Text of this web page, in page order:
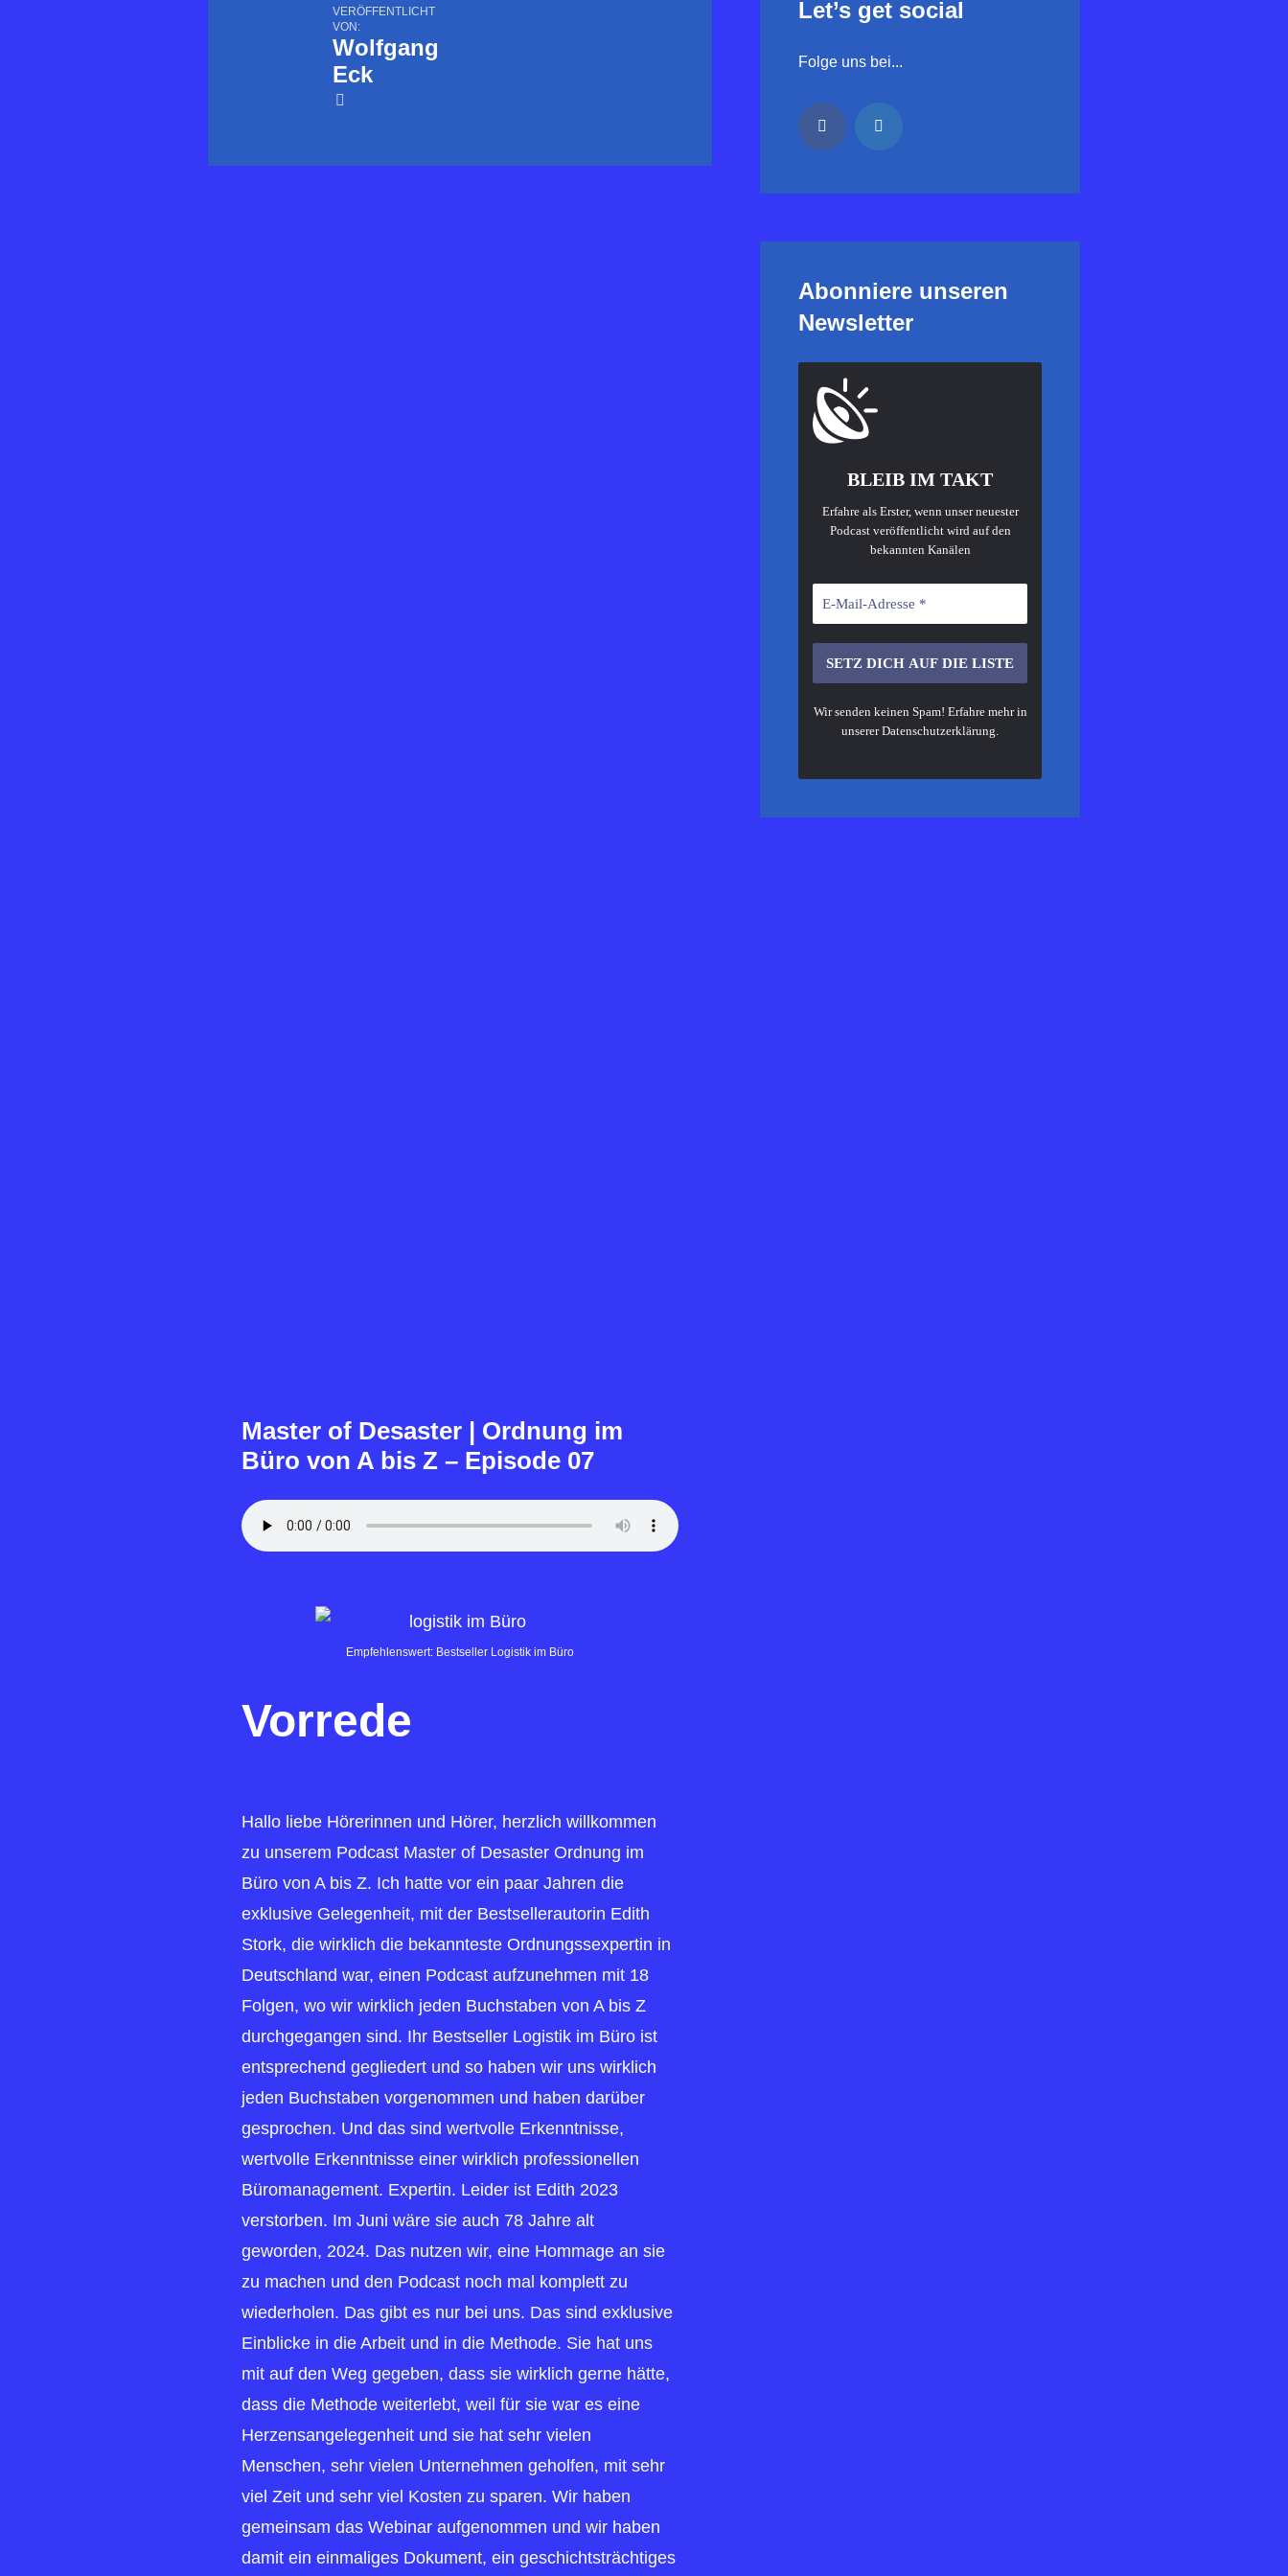
VERÖFFENTLICHT
VON:
Wolfgang
Eck
Master of Desaster | Ordnung im
Büro von A bis Z – Episode 07
Empfehlenswert: Bestseller Logistik im Büro
Vorrede
Hallo liebe Hörerinnen und Hörer, herzlich willkommen
zu unserem Podcast Master of Desaster Ordnung im
Büro von A bis Z. Ich hatte vor ein paar Jahren die
exklusive Gelegenheit, mit der Bestsellerautorin Edith
Stork, die wirklich die bekannteste Ordnungssexpertin in
Deutschland war, einen Podcast aufzunehmen mit 18
Folgen, wo wir wirklich jeden Buchstaben von A bis Z
durchgegangen sind. Ihr Bestseller Logistik im Büro ist
entsprechend gegliedert und so haben wir uns wirklich
jeden Buchstaben vorgenommen und haben darüber
gesprochen. Und das sind wertvolle Erkenntnisse,
wertvolle Erkenntnisse einer wirklich professionellen
Büromanagement. Expertin. Leider ist Edith 2023
verstorben. Im Juni wäre sie auch 78 Jahre alt
geworden, 2024. Das nutzen wir, eine Hommage an sie
zu machen und den Podcast noch mal komplett zu
wiederholen. Das gibt es nur bei uns. Das sind exklusive
Einblicke in die Arbeit und in die Methode. Sie hat uns
mit auf den Weg gegeben, dass sie wirklich gerne hätte,
dass die Methode weiterlebt, weil für sie war es eine
Herzensangelegenheit und sie hat sehr vielen
Menschen, sehr vielen Unternehmen geholfen, mit sehr
viel Zeit und sehr viel Kosten zu sparen. Wir haben
gemeinsam das Webinar aufgenommen und wir haben
damit ein einmaliges Dokument, ein geschichtsträchtiges
Let’s get social
Folge uns bei...
Abonniere unseren
Newsletter
BLEIB IM TAKT
Erfahre als Erster, wenn unser neuester
Podcast veröffentlicht wird auf den
bekannten Kanälen
Wir senden keinen Spam! Erfahre mehr in
unsererDatenschutzerklärung.